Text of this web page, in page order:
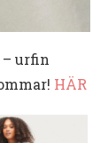
– urfin
HÄR